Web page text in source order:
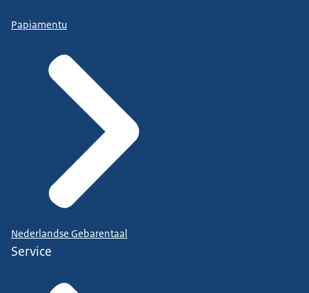
Papiamentu
Nederlandse Gebarentaal
Service